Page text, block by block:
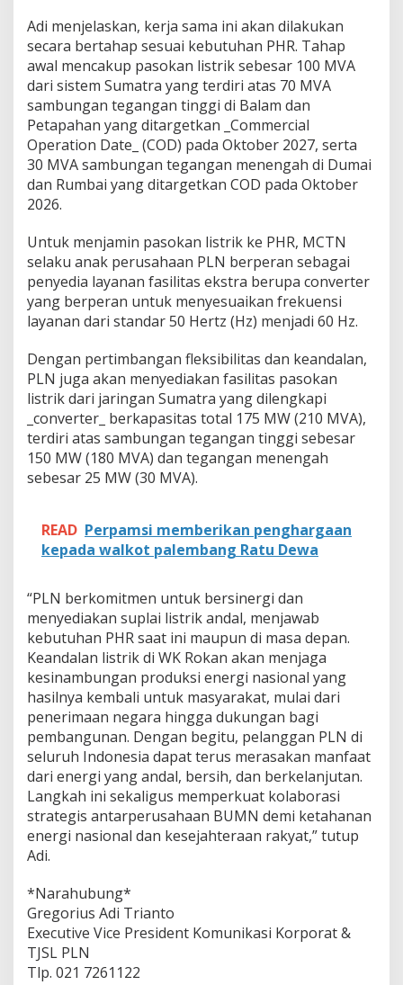
Adi menjelaskan, kerja sama ini akan dilakukan
secara bertahap sesuai kebutuhan PHR. Tahap
awal mencakup pasokan listrik sebesar 100 MVA
dari sistem Sumatra yang terdiri atas 70 MVA
sambungan tegangan tinggi di Balam dan
Petapahan yang ditargetkan _Commercial
Operation Date_ (COD) pada Oktober 2027, serta
30 MVA sambungan tegangan menengah di Dumai
dan Rumbai yang ditargetkan COD pada Oktober
2026.
Untuk menjamin pasokan listrik ke PHR, MCTN
selaku anak perusahaan PLN berperan sebagai
penyedia layanan fasilitas ekstra berupa converter
yang berperan untuk menyesuaikan frekuensi
layanan dari standar 50 Hertz (Hz) menjadi 60 Hz.
Dengan pertimbangan fleksibilitas dan keandalan,
PLN juga akan menyediakan fasilitas pasokan
listrik dari jaringan Sumatra yang dilengkapi
_converter_ berkapasitas total 175 MW (210 MVA),
terdiri atas sambungan tegangan tinggi sebesar
150 MW (180 MVA) dan tegangan menengah
sebesar 25 MW (30 MVA).
READ Perpamsi memberikan penghargaan
kepada walkot palembang Ratu Dewa
“PLN berkomitmen untuk bersinergi dan
menyediakan suplai listrik andal, menjawab
kebutuhan PHR saat ini maupun di masa depan.
Keandalan listrik di WK Rokan akan menjaga
kesinambungan produksi energi nasional yang
hasilnya kembali untuk masyarakat, mulai dari
penerimaan negara hingga dukungan bagi
pembangunan. Dengan begitu, pelanggan PLN di
seluruh Indonesia dapat terus merasakan manfaat
dari energi yang andal, bersih, dan berkelanjutan.
Langkah ini sekaligus memperkuat kolaborasi
strategis antarperusahaan BUMN demi ketahanan
energi nasional dan kesejahteraan rakyat,” tutup
Adi.
*Narahubung*
Gregorius Adi Trianto
Executive Vice President Komunikasi Korporat &
TJSL PLN
Tlp. 021 7261122